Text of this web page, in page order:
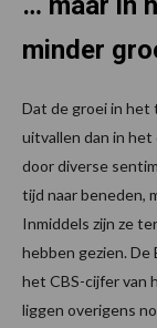
minder
Dat de groei in het
uitvallen dan in
door diverse
tijd naar beneden,
Inmiddels zijn ze
hebben gezien.
het CBS-cijfer van
liggen overigens